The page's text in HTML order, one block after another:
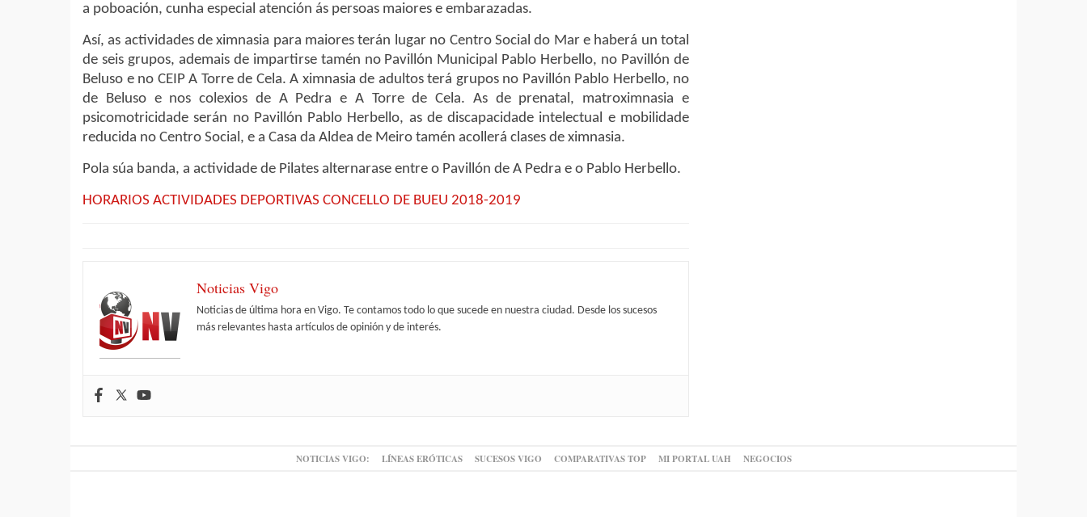
a poboación, cunha especial atención ás persoas maiores e embarazadas.
Así, as actividades de ximnasia para maiores terán lugar no Centro Social do Mar e haberá un total
de seis grupos, ademais de impartirse tamén no Pavillón Municipal Pablo Herbello, no Pavillón de
Beluso e no CEIP A Torre de Cela. A ximnasia de adultos terá grupos no Pavillón Pablo Herbello, no
de Beluso e nos colexios de A Pedra e A Torre de Cela. As de prenatal, matroximnasia e
psicomotricidade serán no Pavillón Pablo Herbello, as de discapacidade intelectual e mobilidade
reducida no Centro Social, e a Casa da Aldea de Meiro tamén acollerá clases de ximnasia.
Pola súa banda, a actividade de Pilates alternarase entre o Pavillón de A Pedra e o Pablo Herbello.
HORARIOS ACTIVIDADES DEPORTIVAS CONCELLO DE BUEU 2018-2019
Noticias Vigo
Noticias de última hora en Vigo. Te contamos todo lo que sucede en nuestra ciudad. Desde los sucesos
más relevantes hasta artículos de opinión y de interés.
NOTICIAS VIGO: LÍNEAS ERÓTICAS SUCESOS VIGO COMPARATIVAS TOP MI PORTAL UAH NEGOCIOS